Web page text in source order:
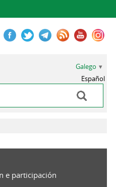
Galego
Español
e participación